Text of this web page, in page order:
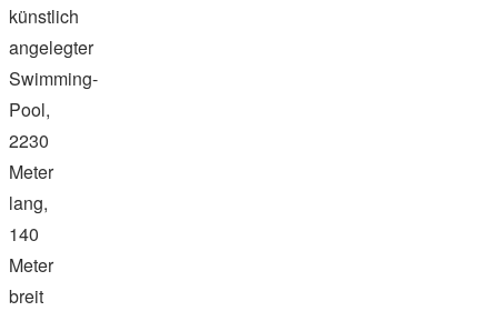
nach:
künstlich
angelegter
Swimming-
Pool,
2230
Meter
lang,
140
Meter
breit